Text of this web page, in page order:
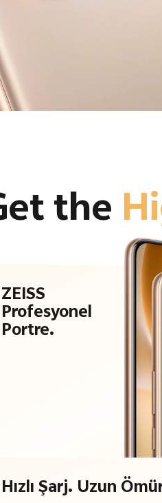
the
ZEISS
Profesyonel
Portre.
Hızlı Şarj. Uzun